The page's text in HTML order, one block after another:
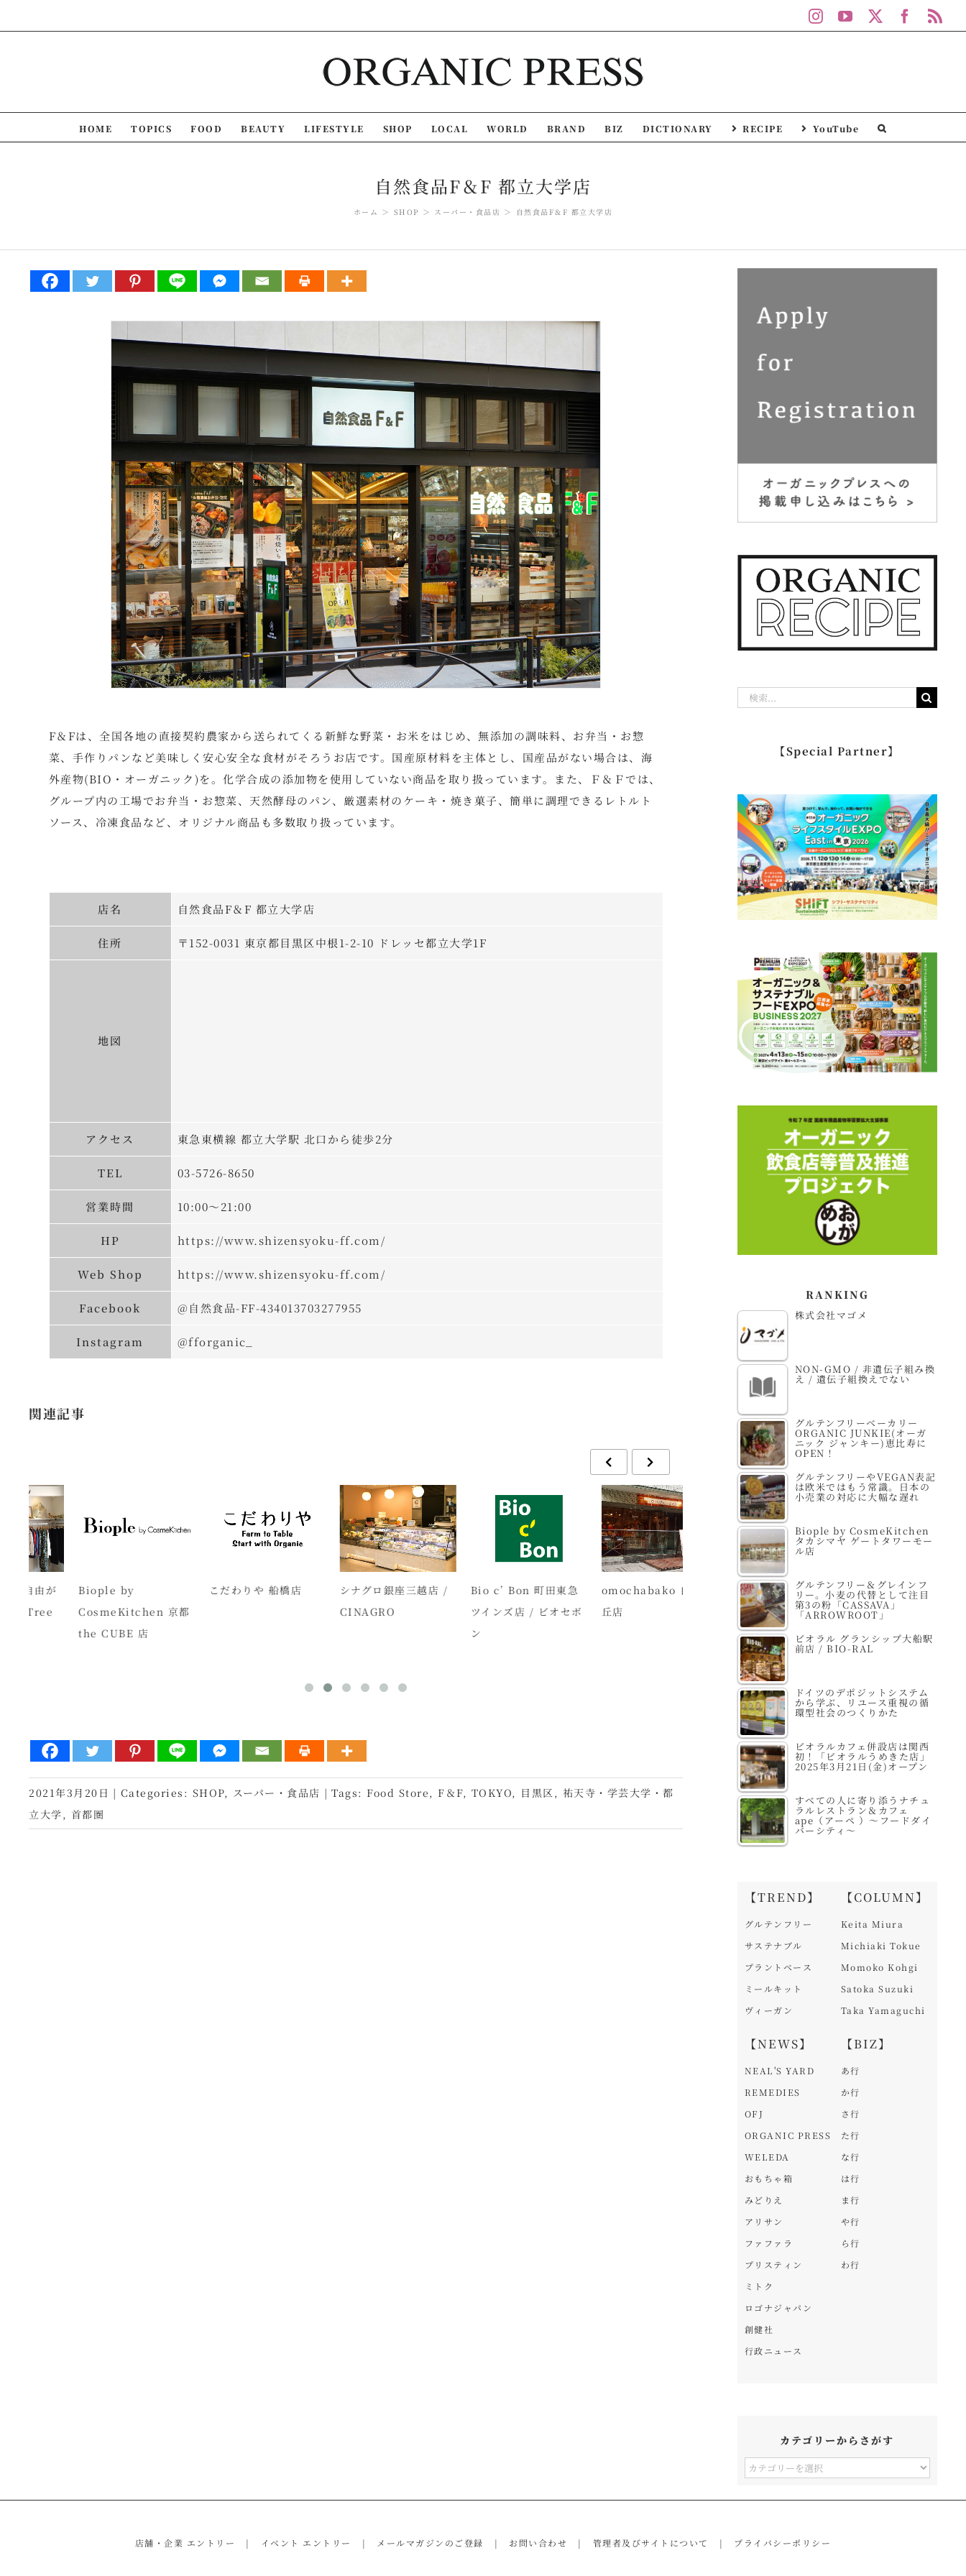
to
InstagramYouTube
HOME TOPICS FOOD BEAUTY LIFESTYLE SHOP LOCAL WORLD BRAND BIZ DICTIONARY RECIPE YouTube
自然食品F＆F 都立大学店
ホーム SHOP スーパー・食品店 自然食品F＆F 都立大学店
F＆Fは、全国各地の直接契約農家から送られてくる新鮮な野菜・お米をはじめ、無添加の調味料、お弁当・お惣
菜、手作りパンなど美味しく安心安全な食材がそろうお店です。国産原材料を主体とし、国産品がない場合は、海
外産物(BIO・オーガニック)を。化学合成の添加物を使用していない商品を取り扱っています。また、Ｆ＆Ｆでは、
グループ内の工場でお弁当・お惣菜、天然酵母のパン、厳選素材のケーキ・焼き菓子、簡単に調理できるレトルト
ソース、冷凍食品など、オリジナル商品も多数取り扱っています。
店名 自然食品F＆F 都立大学店
住所 〒152-0031 東京都目黒区中根1-2-10 ドレッセ都立大学1F
地図
アクセス 東急東横線 都立大学駅 北口から徒歩2分
TEL 03-5726-8650
営業時間 10:00～21:00
HP https://www.shizensyoku-ff.com/
Web Shop https://www.shizensyoku-ff.com/
Facebook @自然食品-FF-434013703277955
Instagram @fforganic_
関連記事
Biople by
CosmeKitchen 京都
the CUBE 店
こだわりや 船橋店
シナグロ銀座三越店 /
CINAGRO
Bio c’ Bon 町田東急
ツインズ店 / ビオセボ
omochabako 自由が
丘店
ピープルツリー自由が
丘店 / People Tree
Biople by
CosmeKitchen 京都
the CUBE 店
2021年3月20日 | Categories: SHOP, スーパー・食品店 | Tags:Food Store,F＆F, TOKYO, 目黒区, 祐天寺・学芸大学・都
立大学, 首都圏
【Special Partner】
RANKING
株式会社マゴメ
NON-GMO / 非遺伝子組み換
え / 遺伝子組換えでない
グルテンフリーベーカリー
ORGANIC JUNKIE(オーガ
ニック ジャンキー)恵比寿に
OPEN！
グルテンフリーやVEGAN表記
は欧米ではもう常識。日本の
小売業の対応に大幅な遅れ
Biople by CosmeKitchen
タカシマヤ ゲートタワーモー
ル店
グルテンフリー＆グレインフ
リー。小麦の代替として注目
第3の粉「CASSAVA」
「ARROWROOT」
ビオラル グランシップ大船駅
前店 / BIO-RAL
ドイツのデポジットシステム
から学ぶ、リユース重視の循
環型社会のつくりかた
ビオラルカフェ併設店は関西
初！「ビオラルうめきた店」
2025年3月21日(金)オープン
すべての人に寄り添うナチュ
ラルレストラン＆カフェ
ape（アーペ ）～フードダイ
バーシティ～
【TREND】
グルテンフリー
サステナブル
プラントベース
ミールキット
ヴィーガン
【NEWS】
NEAL'S YARD
REMEDIES
OFJ
ORGANIC PRESS
WELEDA
おもちゃ箱
みどりえ
アリサン
ファファラ
プリスティン
ミトク
ロゴナジャパン
創健社
行政ニュース
【COLUMN】
Keita Miura
Michiaki Tokue
Momoko Kohgi
Satoka Suzuki
Taka Yamaguchi
【BIZ】
あ行
か行
さ行
た行
な行
は行
ま行
や行
ら行
わ行
カテゴリーからさがす
カ
ー
店舗・企業 エントリー イベント エントリー メールマガジンのご登録 お問い合わせ 管理者及びサイトについて プライバシーポリシー